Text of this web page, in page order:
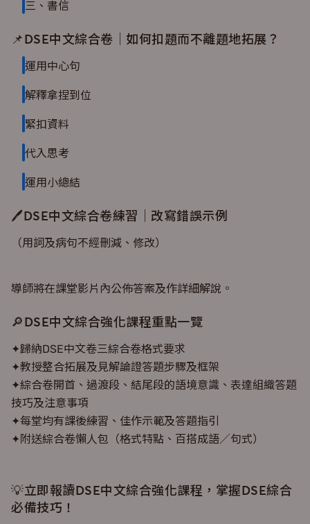
三、書信
📌DSE中文綜合卷｜如何扣題而不離題地拓展？
運用中心句
解釋拿捏到位
緊扣資料
代入思考
運用小總結
🖊DSE中文綜合卷練習｜改寫錯誤示例
（用詞及病句不經刪減、修改）
導師將在課堂影片內公佈答案及作詳細解說。
🔎DSE中文綜合強化課程重點一覽
✦歸納DSE中文卷三綜合卷格式要求
✦教授整合拓展及見解論證答題步驟及框架
✦綜合卷開首、過渡段、結尾段的語境意識、表達組織答題
技巧及注意事項
✦每堂均有課後練習、佳作示範及答題指引
✦附送綜合卷懶人包（格式特點、百搭成語／句式）
💡立即報讀DSE中文綜合強化課程，掌握DSE綜合
必備技巧！